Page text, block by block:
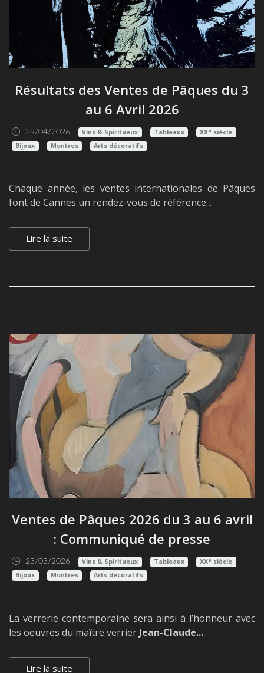
Résultats des Ventes de Pâques du 3
au 6 Avril 2026
29/04/2026 Vins & Spiritueux Tableaux
XX° siècle
Bijoux
Montres Arts décoratifs
Chaque année, les ventes internationales de Pâques
font de Cannes un rendez-vous de référence...
Lire la suite
Ventes de Pâques 2026 du 3 au 6 avril
: Communiqué de presse
23/03/2026 Vins & Spiritueux Tableaux
XX° siècle
Bijoux
Montres Arts décoratifs
La verrerie contemporaine sera ainsi à l’honneur avec
les oeuvres du maître verrier Jean-Claude...
Lire la suite